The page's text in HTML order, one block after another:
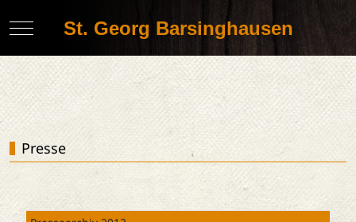
Mobile Menu Toggle
St. Georg Barsinghausen
Presse